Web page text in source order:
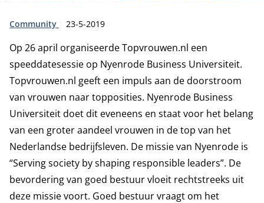
Type:
Community Publicatiedatum:
23-5-2019
Op 26 april organiseerde Topvrouwen.nl een
speeddatesessie op Nyenrode Business Universiteit.
Topvrouwen.nl geeft een impuls aan de doorstroom
van vrouwen naar topposities. Nyenrode Business
Universiteit doet dit eveneens en staat voor het belang
van een groter aandeel vrouwen in de top van het
Nederlandse bedrijfsleven. De missie van Nyenrode is
“Serving society by shaping responsible leaders”. De
bevordering van goed bestuur vloeit rechtstreeks uit
deze missie voort. Goed bestuur vraagt om het